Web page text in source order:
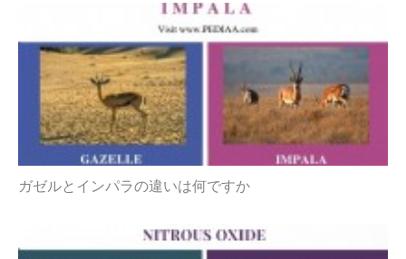
ガゼルとインパラの違いは何ですか